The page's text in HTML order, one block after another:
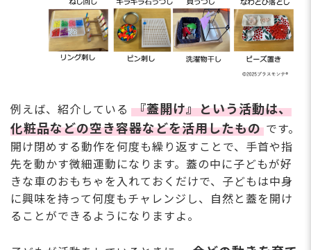
例えば、紹介している 『蓋開け』という活動は、
化粧品などの空き容器などを活⽤したもの です。
開け閉めする動作を何度も繰り返すことで、⼿⾸や指
先を動かす微細運動になります。蓋の中に⼦どもが好
きな⾞のおもちゃを⼊れておくだけで、⼦どもは中⾝
に興味を持って何度もチャレンジし、⾃然と蓋を開け
ることができるようになりますよ。